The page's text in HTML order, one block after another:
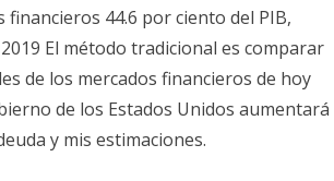
44.6 por ciento del PIB,
El método tradicional es comparar
de los mercados financieros de hoy
de los Estados Unidos aumentará
y mis estimaciones.